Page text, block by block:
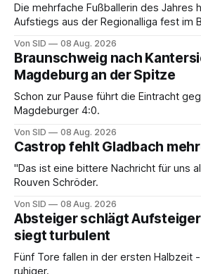
Die mehrfache Fußballerin des Jahres
Aufstiegs aus der Regionalliga fest im
Von SID 08 Aug. 2026
Braunschweig nach
Magdeburg an der Spitze
Schon zur Pause führt die Eintracht
Magdeburger 4:0.
Von SID 08 Aug. 2026
Castrop fehlt Gladbach
"Das ist eine bittere Nachricht für uns
Rouven Schröder.
Von SID 08 Aug. 2026
Absteiger schlägt
siegt turbulent
Fünf Tore fallen in der ersten Halbzeit
ruhiger.